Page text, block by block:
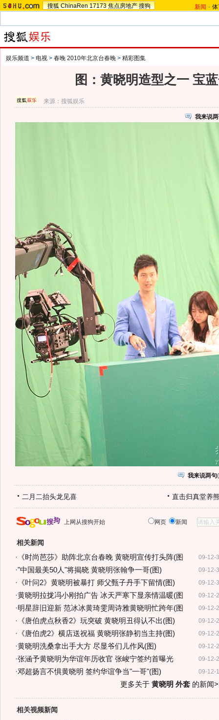
搜狐 ChinaRen 17173 焦点房地产 搜狗 新闻 -
娱乐频道 > 电视 > 春晚 2010年北京台春晚 > 精彩图集
图：黄晓明造型之一 宝
来源：搜狐娱乐
我来说
我来说两句(
二月二抬头龙见喜 直击归真堂养
上网从搜狗开始 网页 新闻
相关新闻
09-12-
· 《时尚芭莎》助阵北京台春晚 黄晓明宣传打头阵(图
09-12-
·"中国最美50人"将揭晓 黄晓明张翰争一哥(图)
09-12-
· 《叶问2》黄晓明被暴打 师父甄子丹手下留情(图)
09-12-
·黄晓明拉拢冯小刚拍广告 冰天严寒下显亲情温暖(图
09-12-
·明星辞旧迎新 范冰冰黄琦雯周诗雅黄晓明忙跨年(图
09-12-
· 《唐伯虎点秋香2》玩突破 黄晓明丑得认不出(图)
09-12-
· 《唐伯虎2》横店送祝福 黄晓明张静初当主持(图)
09-12-
·黄晓明洗桑拿出手大方 尽显爷们儿作风(图)
09-12-
·张涵予黄晓明为华谊年历收官 张峻宁签约首曝光
09-12-
·邓超扬言不惧黄晓明 签约华谊争当"一哥"(图)
更多关于 黄晓明 外套的新闻
相关视频新闻